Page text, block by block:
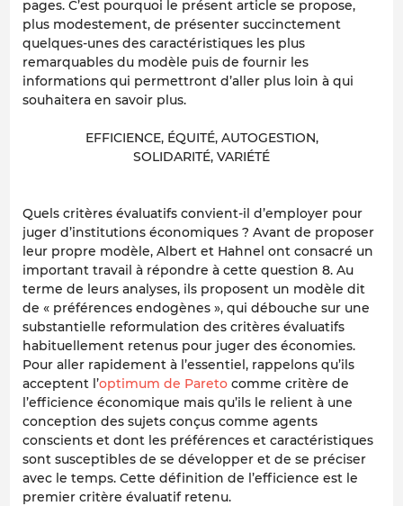
pages. C’est pourquoi le présent article se propose,
plus modestement, de présenter succinctement
quelques-unes des caractéristiques les plus
remarquables du modèle puis de fournir les
informations qui permettront d’aller plus loin à qui
souhaitera en savoir plus.
EFFICIENCE, ÉQUITÉ, AUTOGESTION,
SOLIDARITÉ, VARIÉTÉ
Quels critères évaluatifs convient-il d’employer pour
juger d’institutions économiques ? Avant de proposer
leur propre modèle, Albert et Hahnel ont consacré un
important travail à répondre à cette question 8. Au
terme de leurs analyses, ils proposent un modèle dit
de « préférences endogènes », qui débouche sur une
substantielle reformulation des critères évaluatifs
habituellement retenus pour juger des économies.
Pour aller rapidement à l’essentiel, rappelons qu’ils
acceptent l’optimum de Pareto comme critère de
l’efficience économique mais qu’ils le relient à une
conception des sujets conçus comme agents
conscients et dont les préférences et caractéristiques
sont susceptibles de se développer et de se préciser
avec le temps. Cette définition de l’efficience est le
premier critère évaluatif retenu.